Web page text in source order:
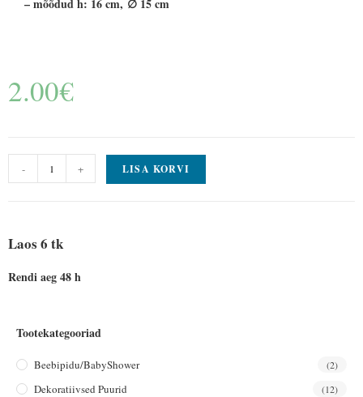
– mõõdud h: 16 cm, ∅ 15 cm
2.00€
- + LISA KORVI
Laos 6 tk
Rendi aeg 48 h
Tootekategooriad
Beebipidu/BabyShower (2)
Dekoratiivsed Puurid (12)